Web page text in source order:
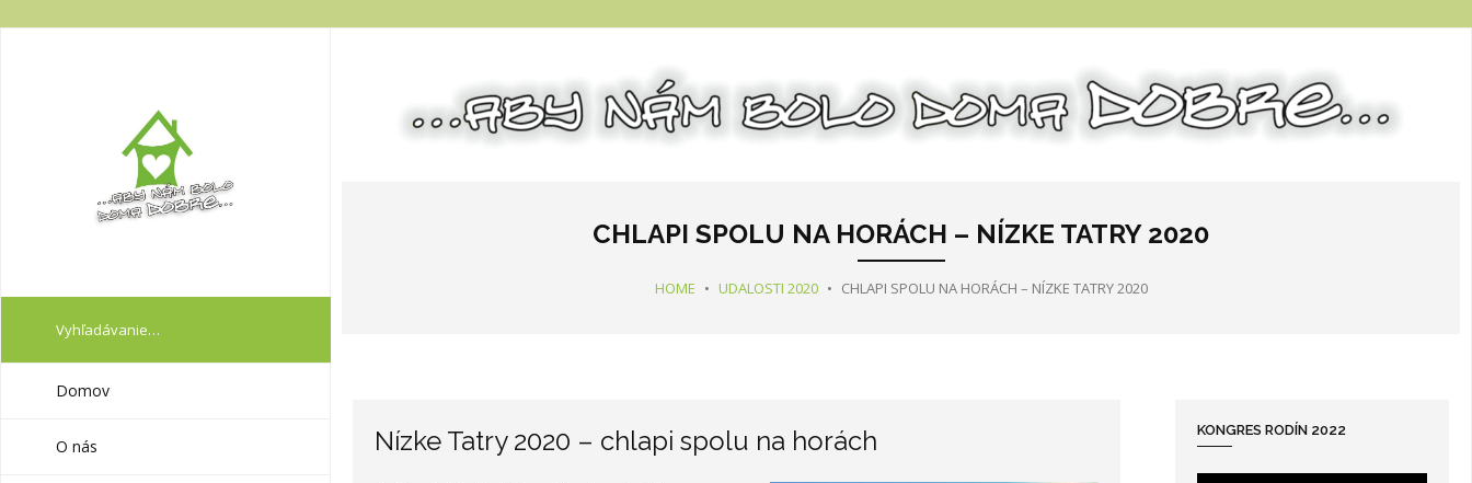
Domov
O nás
CHLAPI SPOLU NA HORÁCH – NÍZKE TATRY 2020
HOME • UDALOSTI 2020 • CHLAPI SPOLU NA HORÁCH – NÍZKE TATRY 2020
Nízke Tatry 2020 – chlapi spolu na horách KONGRES RODÍN 2022